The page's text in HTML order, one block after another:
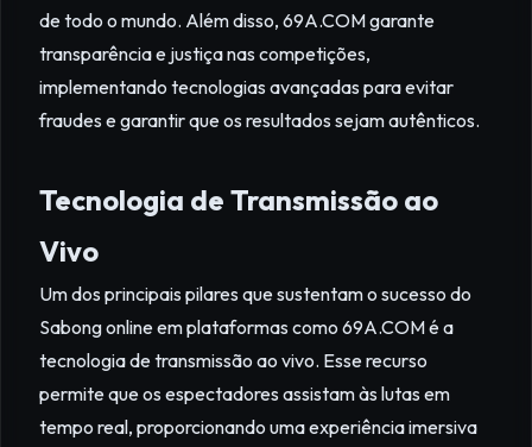
de todo o mundo. Além disso, 69A.COM garante
transparência e justiça nas competições,
implementando tecnologias avançadas para evitar
fraudes e garantir que os resultados sejam autênticos.
Tecnologia de Transmissão ao
Vivo
Um dos principais pilares que sustentam o sucesso do
Sabong online em plataformas como 69A.COM é a
tecnologia de transmissão ao vivo. Esse recurso
permite que os espectadores assistam às lutas em
tempo real, proporcionando uma experiência imersiva